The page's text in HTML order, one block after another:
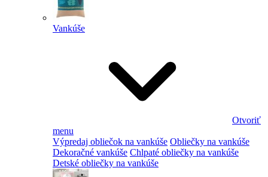
Vankúše
Otvoriť
menu
Výpredaj obliečok na vankúše Obliečky na vankúše
Dekoračné vankúše Chlpaté obliečky na vankúše
Detské obliečky na vankúše